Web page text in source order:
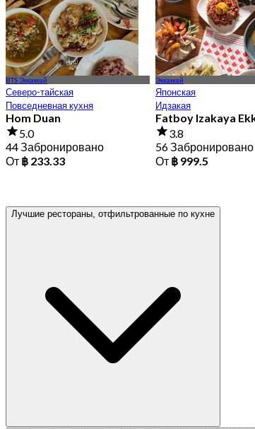
BTS Эккамай
Северо-тайская
Повседневная кухня
Hom Duan
5.0
44 Забронировано
От ฿ 233.33
Эккамай
Японская
Идзакая
Fatboy Izakaya
3.8
56 Забронировано
От ฿ 999.5
Лучшие рестораны, отфильтрованные по кухне